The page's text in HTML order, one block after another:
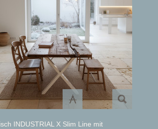
INDUSTRIAL X Slim Line mit